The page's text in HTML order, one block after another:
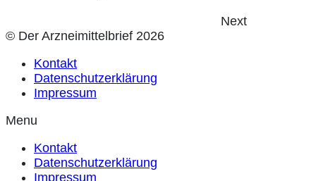
Next
© Der Arzneimittelbrief 2026
Kontakt
Datenschutzerklärung
Impressum
Menu
Kontakt
Datenschutzerklärung
Impressum